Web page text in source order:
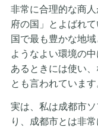
非常に合理的な商
府の国」とよばれ
国で最も豊かな地
ようなよい環境の
あるときには使い
とも言われています
実は、私は成都市
り、成都市とは非